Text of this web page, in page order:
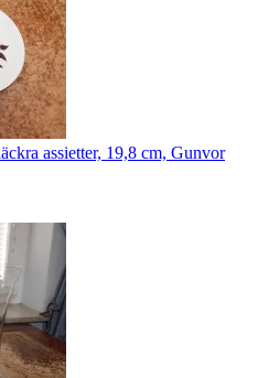
assietter, 19,8 cm, Gunvor